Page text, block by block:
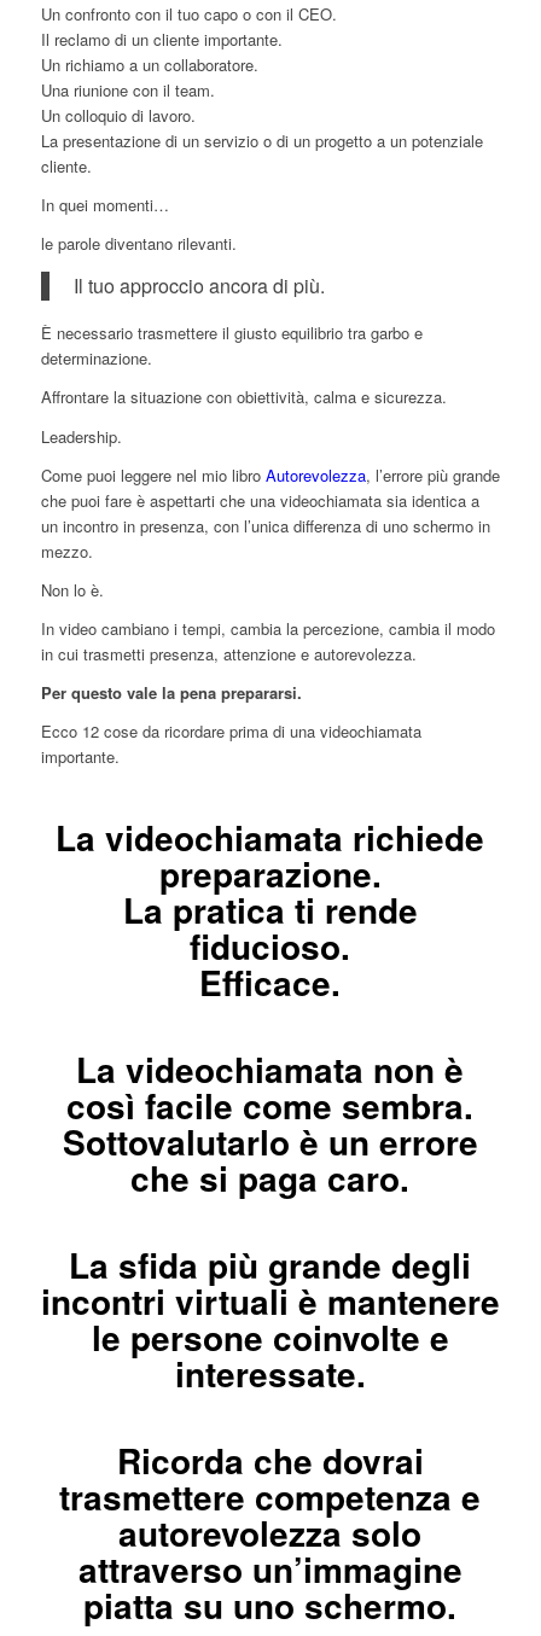
Un confronto con il tuo capo o con il CEO.
Il reclamo di un cliente importante.
Un richiamo a un collaboratore.
Una riunione con il team.
Un colloquio di lavoro.
La presentazione di un servizio o di un progetto a un potenziale
cliente.
In quei momenti…
le parole diventano rilevanti.
Il tuo approccio ancora di più.
È necessario trasmettere il giusto equilibrio tra garbo e
determinazione.
Affrontare la situazione con obiettività, calma e sicurezza.
Leadership.
Come puoi leggere nel mio libro Autorevolezza, l’errore più grande
che puoi fare è aspettarti che una videochiamata sia identica a
un incontro in presenza, con l’unica differenza di uno schermo in
mezzo.
Non lo è.
In video cambiano i tempi, cambia la percezione, cambia il modo
in cui trasmetti presenza, attenzione e autorevolezza.
Per questo vale la pena prepararsi.
Ecco 12 cose da ricordare prima di una videochiamata
importante.
La videochiamata richiede
preparazione.
La pratica ti rende
fiducioso.
Efficace.
La videochiamata non è
così facile come sembra.
Sottovalutarlo è un errore
che si paga caro.
La sfida più grande degli
incontri virtuali è mantenere
le persone coinvolte e
interessate.
Ricorda che dovrai
trasmettere competenza e
autorevolezza solo
attraverso un’immagine
piatta su uno schermo.